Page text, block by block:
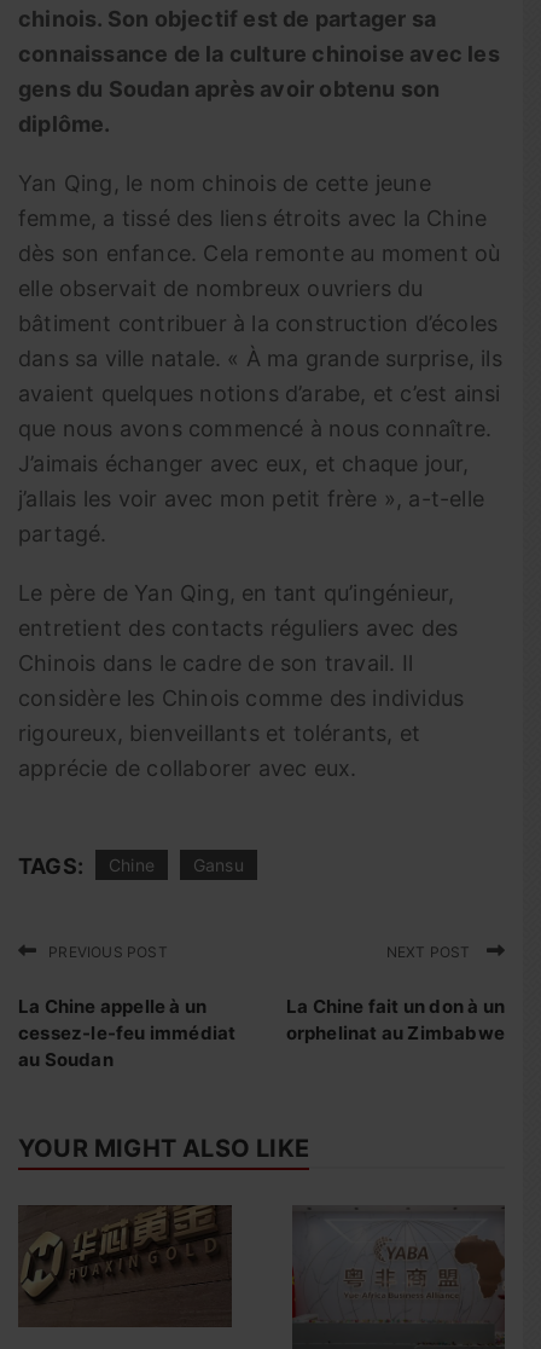
chinois. Son objectif est de partager sa
connaissance de la culture chinoise avec les
gens du Soudan après avoir obtenu son
diplôme.
Yan Qing, le nom chinois de cette jeune
femme, a tissé des liens étroits avec la Chine
dès son enfance. Cela remonte au moment où
elle observait de nombreux ouvriers du
bâtiment contribuer à la construction d’écoles
dans sa ville natale. « À ma grande surprise, ils
avaient quelques notions d’arabe, et c’est ainsi
que nous avons commencé à nous connaître.
J’aimais échanger avec eux, et chaque jour,
j’allais les voir avec mon petit frère », a-t-elle
partagé.
Le père de Yan Qing, en tant qu’ingénieur,
entretient des contacts réguliers avec des
Chinois dans le cadre de son travail. Il
considère les Chinois comme des individus
rigoureux, bienveillants et tolérants, et
apprécie de collaborer avec eux.
TAGS: Chine Gansu
PREVIOUS POST
La Chine appelle à un
cessez-le-feu immédiat
au Soudan
NEXT POST
La Chine fait un don à un
orphelinat au Zimbabwe
YOUR MIGHT ALSO LIKE